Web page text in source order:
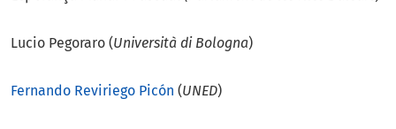
Lucio Pegoraro (Università di Bologna)
Fernando Reviriego Picón (UNED)